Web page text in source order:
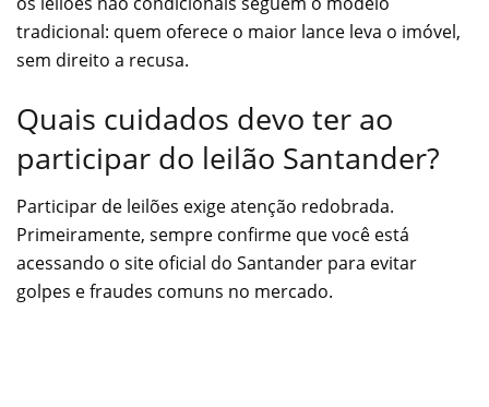
tradicional: quem oferece o maior lance leva o imóvel,
sem direito a recusa.
Quais cuidados devo ter ao
participar do leilão Santander?
Participar de leilões exige atenção redobrada.
Primeiramente, sempre confirme que você está
acessando o site oficial do Santander para evitar
golpes e fraudes comuns no mercado.